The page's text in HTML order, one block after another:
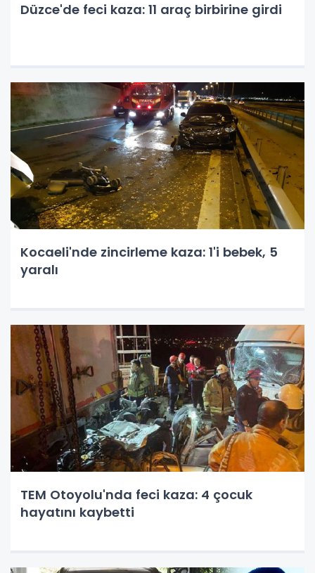
Düzce'de feci kaza: 11 araç birbirine girdi
Kocaeli'nde zincirleme kaza: 1'i bebek, 5
yaralı
TEM Otoyolu'nda feci kaza: 4 çocuk
hayatını kaybetti